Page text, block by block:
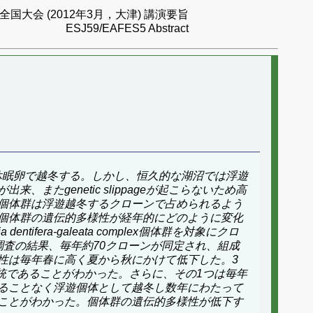
国大会 (2012年3月，大津) 講演要旨
ESJ59/EAFES5 Abstract
卵で越冬する。しかし、恒久的な湖沼では浮遊
出来、またgenetic slippageが起こらないため高
群は浮遊越冬するクローンで占められるよう
体群の遺伝的多様性が経年的にどのように変化
dentifera-galeata complex個体群を対象にクロ
の結果、毎年約70クローンが同定され、組成
は毎年春に高く夏から秋にかけて低下した。3
あることがわかった。さらに、その1つは毎年
ことなく浮遊個体として越冬し数年にわたって
とがわかった。個体群の遺伝的多様性が低下す